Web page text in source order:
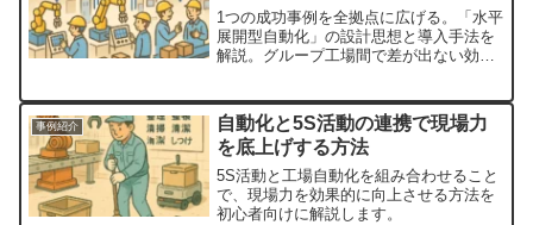
1つの成功事例を全拠点に広げる。「水平
展開型自動化」の設計思想と導入手法を
解説。グループ工場間で差が出ない効率
事例紹介
自動化と5S活動の連携で現場力
を底上げする方法
5S活動と工場自動化を組み合わせること
で、現場力を効果的に向上させる方法を
初心者向けに解説します。